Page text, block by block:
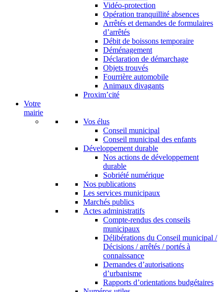
Vidéo-protection
Opération tranquillité absences
Arrêtés et demandes de formulaires
d’arrêtés
Débit de boissons temporaire
Déménagement
Déclaration de démarchage
Objets trouvés
Fourrière automobile
Animaux divagants
Proxim’cité
Votre
mairie
Vos élus
Conseil municipal
Conseil municipal des enfants
Développement durable
Nos actions de développement
durable
Sobriété numérique
Nos publications
Les services municipaux
Marchés publics
Actes administratifs
Compte-rendus des conseils
municipaux
Délibérations du Conseil municipal /
Décisions / arrêtés / portés à
connaissance
Demandes d’autorisations
d’urbanisme
Rapports d’orientations budgétaires